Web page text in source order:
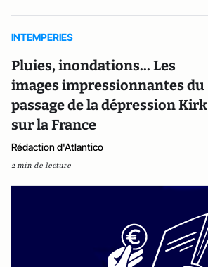
INTEMPERIES
Pluies, inondations... Les
images impressionnantes du
passage de la dépression Kirk
sur la France
Rédaction d'Atlantico
2 min de lecture